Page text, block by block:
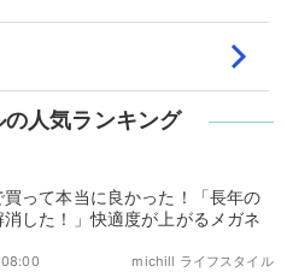
人気ランキング
買って本当に良かった！「長年の
した！」快適度が上がるメガネ
michill ライフスタイル